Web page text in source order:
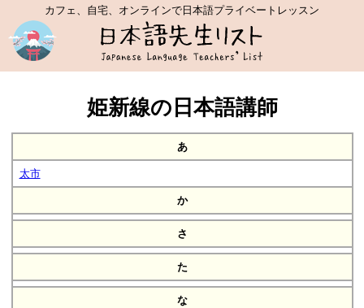
カフェ、自宅、オンラインで日本語プライベートレッスン
姫新線の日本語講師
あ
太市
か
さ
た
な